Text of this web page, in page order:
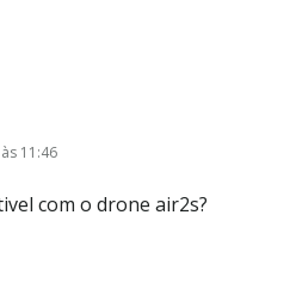
11:46
com o drone air2s?